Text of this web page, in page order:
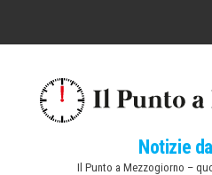
Notizie
Il Punto a Mezzogiorno –